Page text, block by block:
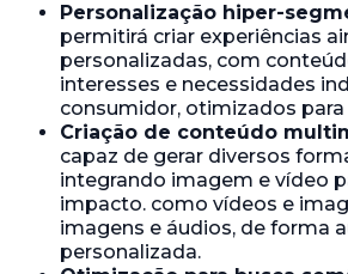
Personalização hiper-
permitirá criar experiências
personalizadas, com
interesses e necessidades
consumidor, otimizados para
Criação de conteúdo
capaz de gerar diversos
integrando imagem e vídeo
impacto. como vídeos e
imagens e áudios, de forma
personalizada.